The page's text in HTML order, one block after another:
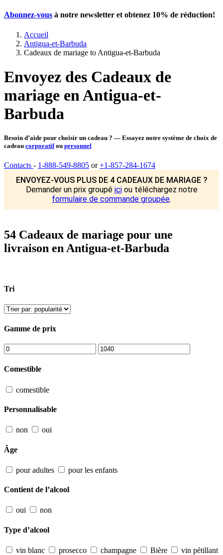
Abonnez-vous à notre newsletter et obtenez 10% de réduction!
Accueil
Antigua-et-Barbuda
Cadeaux de mariage to Antigua-et-Barbuda
Envoyez des Cadeaux de
mariage en Antigua-et-
Barbuda
Besoin d’aide pour choisir un cadeau ? — Essayez notre système de choix de
cadeau corporatifou personnel
Contacts - 1-888-549-8805 or+1-857-284-1674
ENVOYEZ-VOUS PLUS DE 4 CADEAUX DE MARIAGE ?
Demander un prix groupé iciou téléchargez notre
formulaire de commande groupée.
54 Cadeaux de mariage pour une
livraison en Antigua-et-Barbuda
Tri
Gamme de prix
Comestible
comestible
Personnalisable
non oui
Âge
pour adultes pour les enfants
Contient de l’alcool
oui non
Type d’alcool
vin blanc prosecco champagne Bière
vin pétillant